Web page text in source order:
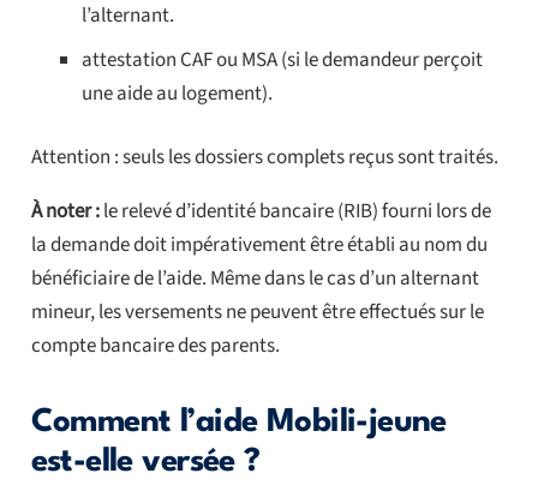
l’alternant.
attestation CAF ou MSA (si le demandeur perçoit
une aide au logement).
Attention : seuls les dossiers complets reçus sont traités.
À noter :le relevé d’identité bancaire (RIB) fourni lors de
la demande doit impérativement être établi au nom du
bénéficiaire de l’aide. Même dans le cas d’un alternant
mineur, les versements ne peuvent être effectués sur le
compte bancaire des parents.
Comment l’aide Mobili-jeune
est-elle versée ?